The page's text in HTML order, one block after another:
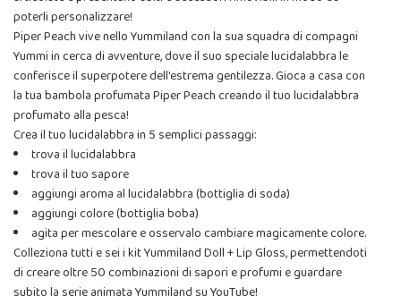
poterli personalizzare!
Piper Peach vive nello Yummiland con la sua squadra di compagni
Yummi in cerca di avventure, dove il suo speciale lucidalabbra le
conferisce il superpotere dell'estrema gentilezza. Gioca a casa con
la tua bambola profumata Piper Peach creando il tuo lucidalabbra
profumato alla pesca!
Crea il tuo lucidalabbra in 5 semplici passaggi:
trova il lucidalabbra
trova il tuo sapore
aggiungi aroma al lucidalabbra (bottiglia di soda)
aggiungi colore (bottiglia boba)
agita per mescolare e osservalo cambiare magicamente colore.
Colleziona tutti e sei i kit Yummiland Doll + Lip Gloss, permettendoti
di creare oltre 50 combinazioni di sapori e profumi e guardare
subito la serie animata Yummiland su YouTube!